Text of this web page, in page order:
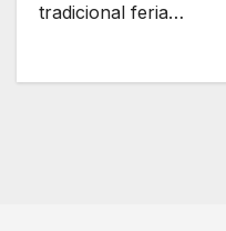
tradicional feria…